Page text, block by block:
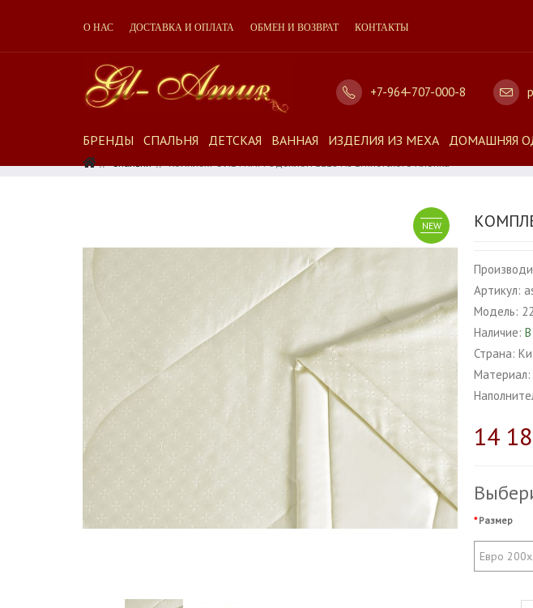
О НАС ДОСТАВКА И ОПЛАТА ОБМЕН И ВОЗВРАТ КОНТАКТЫ
+7-964-707-000-8
БРЕНДЫ СПАЛЬНЯ ДЕТСКАЯ ВАННАЯ ИЗДЕЛИЯ ИЗ МЕХА ДОМАШНЯЯ
Спальня Комплект С ЛЕТНИМ Одеялом 2218 Из Египетского Хлопка
NEW
Артикул:
Модель:
Наличие:
Страна:
Материал:
14
Размер
Евро